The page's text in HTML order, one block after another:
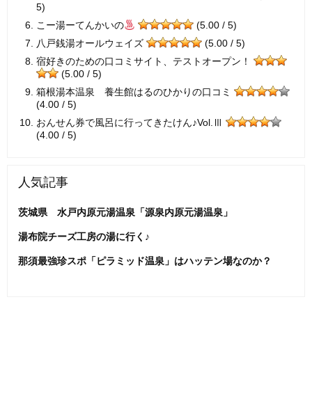
5)
こー湯ーてんかいの
(5.00 / 5)
八戸銭湯オールウェイズ
(5.00 / 5)
宿好きのための口コミサイト、テストオープン！
(5.00 / 5)
箱根湯本温泉 養生館はるのひかりの口コミ
(4.00 / 5)
おんせん券で風呂に行ってきたけん♪Vol.Ⅲ
(4.00 / 5)
人気記事
茨城県 水戸内原元湯温泉「源泉内原元湯温泉」
湯布院チーズ工房の湯に行く♪
那須最強珍スポ「ピラミッド温泉」はハッテン場なのか？